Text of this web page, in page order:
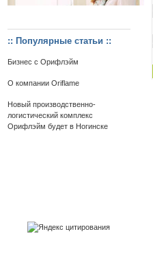
:: Популярные статьи ::
Бизнес с Орифлэйм
О компании Oriflame
Новый производственно-
логистический комплекс
Орифлэйм будет в Ногинске